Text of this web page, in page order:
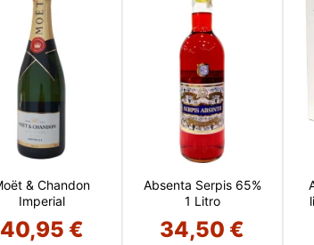
& Chandon
Imperial
40,95 €
Absenta Serpis 65%
1 Litro
34,50 €